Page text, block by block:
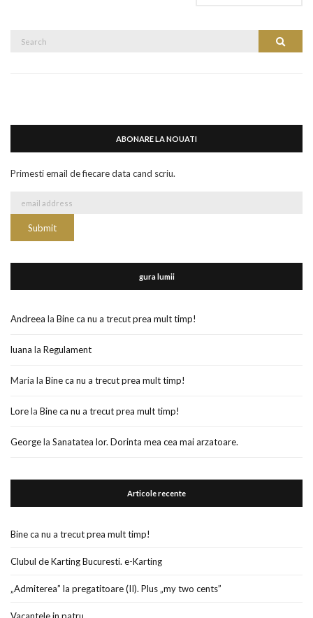
Search
ABONARE LA NOUATI
Primesti email de fiecare data cand scriu.
gura lumii
Andreea la Bine ca nu a trecut prea mult timp!
luana la Regulament
Maria la Bine ca nu a trecut prea mult timp!
Lorela Bine ca nu a trecut prea mult timp!
Georgela Sanatatea lor. Dorinta mea cea mai arzatoare.
Articole recente
Bine ca nu a trecut prea mult timp!
Clubul de Karting Bucuresti. e-Karting
„Admiterea” la pregatitoare (II). Plus „my two cents”